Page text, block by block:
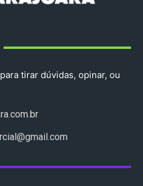
tirar dúvidas, opinar, ou